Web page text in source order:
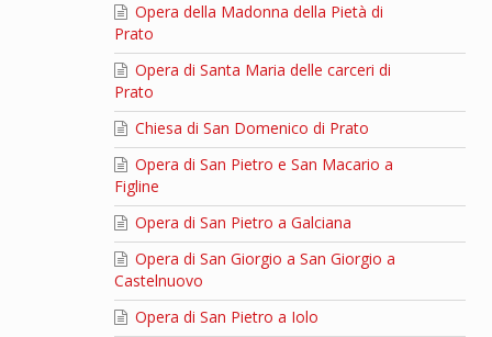
Opera della Madonna della Pietà di
Prato
Opera di Santa Maria delle carceri di
Prato
Chiesa di San Domenico di Prato
Opera di San Pietro e San Macario a
Figline
Opera di San Pietro a Galciana
Opera di San Giorgio a San Giorgio a
Castelnuovo
Opera di San Pietro a Iolo